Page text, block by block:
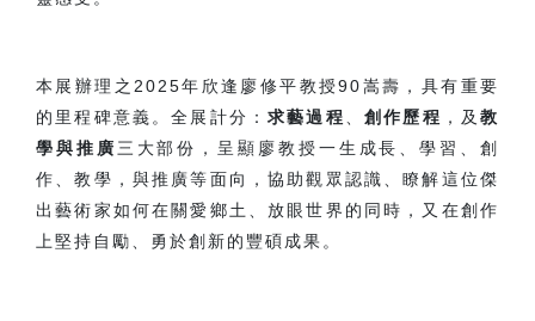
本展辦理之 2025年欣逢廖修平教授90嵩壽，具有重要
的里程碑意義。全展計分：求藝過程、 創作歷程 ，及教
學與推廣三大部份，呈顯廖教授一生成長、學習、創
作、教學，與推廣等面向，協助觀眾認識、瞭解這位傑
出藝術家如何在關愛鄉土、放眼世界的同時，又在創作
上堅持自勵、勇於創新的豐碩成果。